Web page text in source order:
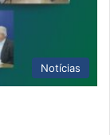
Notícias